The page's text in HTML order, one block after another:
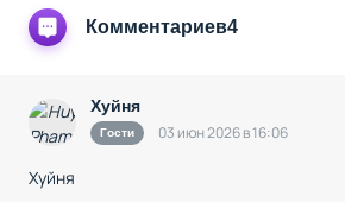
Комментариев4
Хуйня
Гости 03 июн 2026 в 16:06
Хуйня